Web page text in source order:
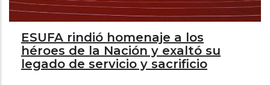
ESUFA rindió homenaje a los
héroes de la Nación y exaltó su
legado de servicio y sacrificio